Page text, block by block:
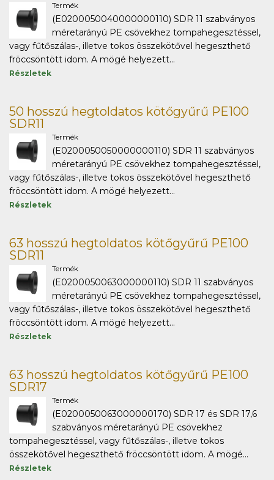
Termék
(E0200050040000000110) SDR 11 szabványos
méretarányú PE csövekhez tompahegesztéssel,
vagy fűtőszálas-, illetve tokos összekötővel hegeszthető
fröccsöntött idom. A mögé helyezett...
Részletek
50 hosszú hegtoldatos kötőgyűrű PE100
SDR11
Termék
(E0200050050000000110) SDR 11 szabványos
méretarányú PE csövekhez tompahegesztéssel,
vagy fűtőszálas-, illetve tokos összekötővel hegeszthető
fröccsöntött idom. A mögé helyezett...
Részletek
63 hosszú hegtoldatos kötőgyűrű PE100
SDR11
Termék
(E0200050063000000110) SDR 11 szabványos
méretarányú PE csövekhez tompahegesztéssel,
vagy fűtőszálas-, illetve tokos összekötővel hegeszthető
fröccsöntött idom. A mögé helyezett...
Részletek
63 hosszú hegtoldatos kötőgyűrű PE100
SDR17
Termék
(E0200050063000000170) SDR 17 és SDR 17,6
szabványos méretarányú PE csövekhez
tompahegesztéssel, vagy fűtőszálas-, illetve tokos
összekötővel hegeszthető fröccsöntött idom. A mögé...
Részletek